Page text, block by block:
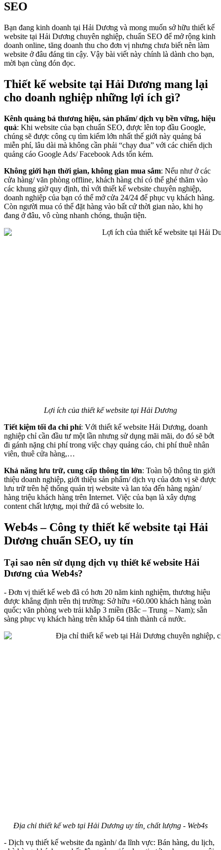
SEO
Bạn đang kinh doanh tại Hải Dương và mong muốn sở hữu thiết kế
website tại Hải Dương chuyên nghiệp, chuẩn SEO để mở rộng kinh
doanh online, tăng doanh thu cho đơn vị nhưng chưa biết nên làm
website ở đâu đáng tin cậy. Vậy bài viết này chính là dành cho bạn,
mời bạn cùng đón đọc.
Thiết kế website tại Hải Dương mang lại
cho doanh nghiệp những lợi ích gì?
Kênh quảng bá thương hiệu, sản phẩm/ dịch vụ bền vững, hiệu
quả: Khi website của bạn chuẩn SEO, được lên top đầu Google,
chúng sẽ được công cụ tìm kiếm lớn nhất thế giới này quảng bá
miễn phí, lâu dài mà không cần phải “chạy đua” với các chiến dịch
quảng cáo Google Ads/ Facebook Ads tốn kém.
Không giới hạn thời gian, không gian mua sắm: Nếu như ở các
cửa hàng/ văn phòng offline, khách hàng chỉ có thể ghé thăm vào
các khung giờ quy định, thì với thiết kế website chuyên nghiệp,
doanh nghiệp của bạn có thể mở cửa 24/24 để phục vụ khách hàng.
Còn người mua có thể đặt hàng vào bất cứ thời gian nào, khi họ
đang ở đâu, vô cùng nhanh chóng, thuận tiện.
Lợi ích của thiết kế website tại Hải Dương
Tiết kiệm tối đa chi phí: Với thiết kế website Hải Dương, doanh
nghiệp chỉ cần đầu tư một lần nhưng sử dụng mãi mãi, do đó sẽ bớt
đi gánh nặng chi phí trong việc chạy quảng cáo, chi phí thuê nhân
viên, thuê cửa hàng,…
Khả năng lưu trữ, cung cấp thông tin lớn: Toàn bộ thông tin giới
thiệu doanh nghiệp, giới thiệu sản phẩm/ dịch vụ của đơn vị sẽ được
lưu trữ trên hệ thống quản trị website và lan tỏa đến hàng ngàn/
hàng triệu khách hàng trên Internet. Việc của bạn là xây dựng
content chất lượng, mọi thứ đã có website lo.
Web4s – Công ty thiết kế website tại Hải
Dương chuẩn SEO, uy tín
Tại sao nên sử dụng dịch vụ thiết kế website Hải
Dương của Web4s?
- Đơn vị thiết kế web đã có hơn 20 năm kinh nghiệm, thương hiệu
được khẳng định trên thị trường: Sở hữu +60.000 khách hàng toàn
quốc; văn phòng web trải khắp 3 miền (Bắc – Trung – Nam); sẵn
sàng phục vụ khách hàng trên khắp 64 tỉnh thành cả nước.
Địa chỉ thiết kế web tại Hải Dương uy tín, chất lượng - Web4s
- Dịch vụ thiết kế website đa ngành/ đa lĩnh vực: Bán hàng, du lịch,